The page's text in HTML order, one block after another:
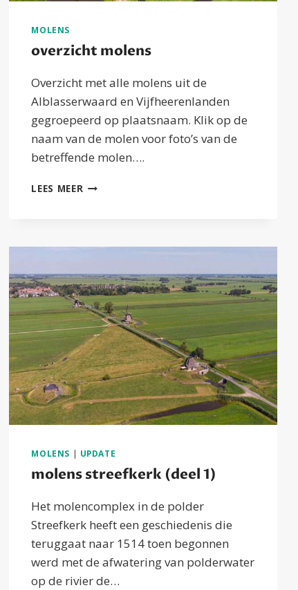
MOLENS
overzicht molens
Overzicht met alle molens uit de
Alblasserwaard en Vijfheerenlanden
gegroepeerd op plaatsnaam. Klik op de
naam van de molen voor foto’s van de
betreffende molen….
LEES MEER OVERZICHT
MOLENS | UPDATE
molens streefkerk (deel 1)
Het molencomplex in de polder
Streefkerk heeft een geschiedenis die
teruggaat naar 1514 toen begonnen
werd met de afwatering van polderwater
op de rivier de…